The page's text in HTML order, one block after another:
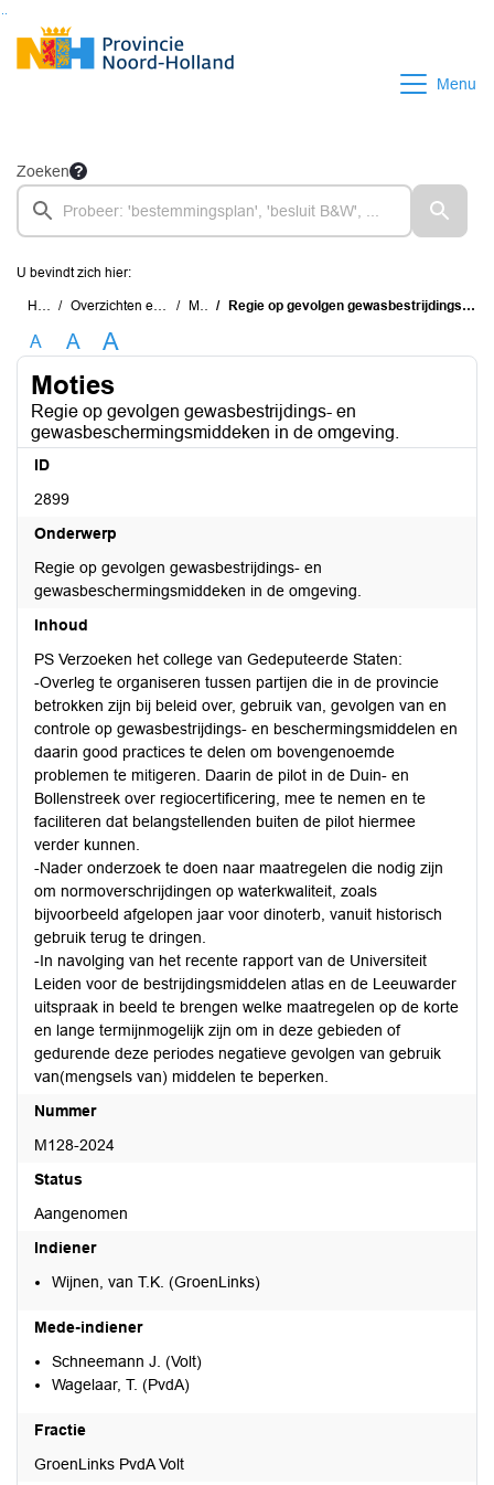
Ga naar de inhoud van deze pagina
Ga naar het zoeken
Ga naar het menu
Menu
Zoeken
U bevindt zich hier:
Home Overzichten en documenten Moties Regie op gevolgen gewasbestrijdings- en gewasbeschermingsmiddeken in de omgeving.
A A A
Moties
Regie op gevolgen gewasbestrijdings- en
gewasbeschermingsmiddeken in de omgeving.
ID
2899
Onderwerp
Regie op gevolgen gewasbestrijdings- en
gewasbeschermingsmiddeken in de omgeving.
Inhoud
PS Verzoeken het college van Gedeputeerde Staten:
-Overleg te organiseren tussen partijen die in de provincie
betrokken zijn bij beleid over, gebruik van, gevolgen van en
controle op gewasbestrijdings- en beschermingsmiddelen en
daarin good practices te delen om bovengenoemde
problemen te mitigeren. Daarin de pilot in de Duin- en
Bollenstreek over regiocertificering, mee te nemen en te
faciliteren dat belangstellenden buiten de pilot hiermee
verder kunnen.
-Nader onderzoek te doen naar maatregelen die nodig zijn
om normoverschrijdingen op waterkwaliteit, zoals
bijvoorbeeld afgelopen jaar voor dinoterb, vanuit historisch
gebruik terug te dringen.
-In navolging van het recente rapport van de Universiteit
Leiden voor de bestrijdingsmiddelen atlas en de Leeuwarder
uitspraak in beeld te brengen welke maatregelen op de korte
en lange termijnmogelijk zijn om in deze gebieden of
gedurende deze periodes negatieve gevolgen van gebruik
van(mengsels van) middelen te beperken.
Nummer
M128-2024
Status
Aangenomen
Indiener
Wijnen, van T.K. (GroenLinks)
Mede-indiener
Schneemann J. (Volt)
Wagelaar, T. (PvdA)
Fractie
GroenLinks PvdA Volt